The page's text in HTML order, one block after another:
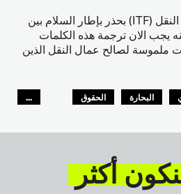
يرحب الاتحاد الدولي لعمال النقل (ITF) بحذر بإطار السلام بين
يجب الان ترجمة هذه الكلمات
ملموسة لصالح عمال النقل الذين
البحارة
الحقوق
...
أكثر